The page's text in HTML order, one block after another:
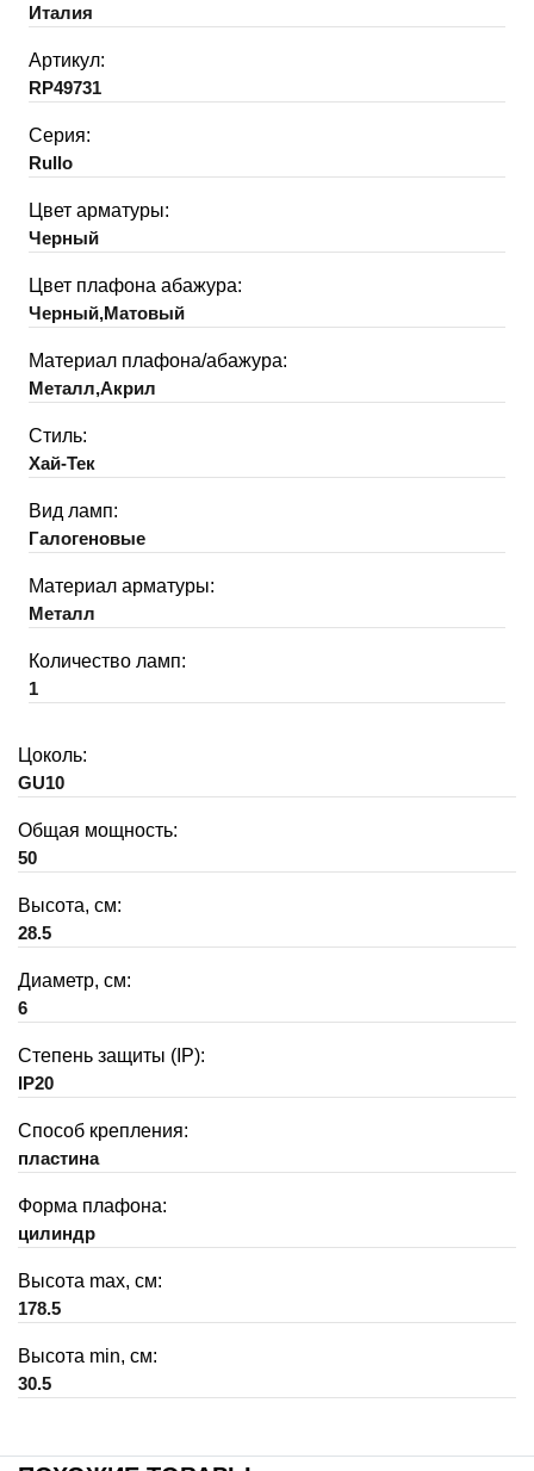
Италия
Артикул:
RP49731
Серия:
Rullo
Цвет арматуры:
Черный
Цвет плафона абажура:
Черный,Матовый
Материал плафона/абажура:
Металл,Акрил
Стиль:
Хай-Тек
Вид ламп:
Галогеновые
Материал арматуры:
Металл
Количество ламп:
1
Цоколь:
GU10
Общая мощность:
50
Высота, см:
28.5
Диаметр, см:
6
Степень защиты (IP):
IP20
Способ крепления:
пластина
Форма плафона:
цилиндр
Высота max, см:
178.5
Высота min, см:
30.5